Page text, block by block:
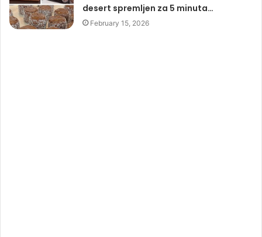
desert spremljen za 5 minuta…
February 15, 2026